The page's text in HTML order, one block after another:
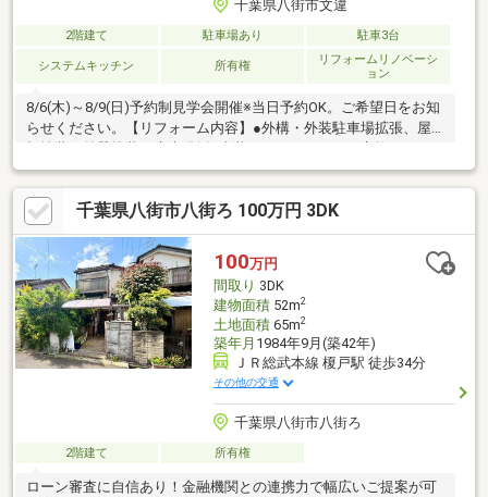
千葉県八街市文違
2階建て 駐車場あり 駐車3台
システムキッチン 所有権
リフォームリノベーシ
ョン
8/6(木)～8/9(日)予約制見学会開催※当日予約OK。ご希望日をお知
らせください。【リフォーム内容】●外構・外装駐車場拡張、屋
ットバス交換、トイレ交換、洗面化粧台交換、鍵交換、一部床材
上張り、シューズボックス交換、クロス張替え、給湯器交換、イ
ンターホン設置、火災警報器設置、照明器具交換、シロアリ防除
工事、クリーニング【おすすめポイント】・本物件は条件により
住宅ローン減税が適用されます。・雨漏り、構造上主要な部分の
欠陥や・腐食、給排水管の故障や漏水についてお引渡しより２年
間保証・シロアリ
千葉県八街市八街ろ 100万円 3DK
100万円
間取り 3DK
建物面積52m2
土地面積65m2
築年月 1984年9月(築42年)
ＪＲ総武本線 榎戸駅 徒歩34分
その他の交通
千葉県八街市八街ろ
2階建て 所有権
ローン審査に自信あり！金融機関との連携力で幅広いご提案が可